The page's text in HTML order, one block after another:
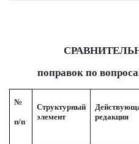
поправок по
№
п/п
Структурный
элемент
редакция